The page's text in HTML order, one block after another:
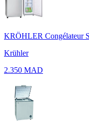
KRÖHLER Congélateur
Krühler
2.350 MAD